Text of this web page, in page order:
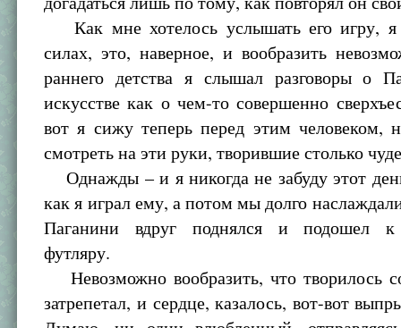
Как мне хотелось услышать его игру, я
силах, это, наверное, и вообразить
раннего детства я слышал разговоры о
искусстве как о чем-то совершенно
вот я сижу теперь перед этим человеком,
смотреть на эти руки, творившие столько
Однажды – и я никогда не забуду этот
как я играл ему, а потом мы долго
Паганини вдруг поднялся и подошел к
футляру.
Невозможно вообразить, что творилось
затрепетал, и сердце, казалось, вот-вот